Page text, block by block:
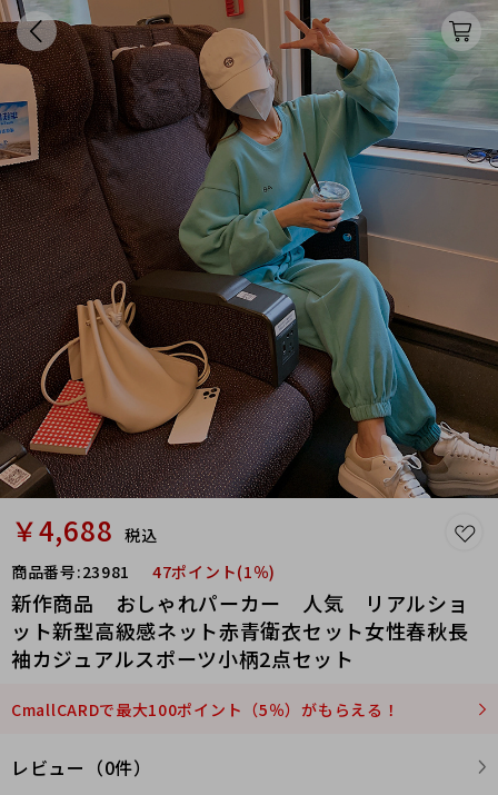
￥4,688 税込
商品番号:23981 47ポイント(1％)
新作商品 おしゃれパーカー 人気 リアルショ
ット新型高級感ネット赤青衛衣セット女性春秋長
袖カジュアルスポーツ小柄2点セット
CmallCARDで最大100ポイント（5％）がもらえる！
レビュー（0件）